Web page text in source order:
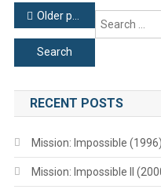
Posts
navigation
Older posts
RECENT POSTS
Mission: Impossible
Mission: Impossible II